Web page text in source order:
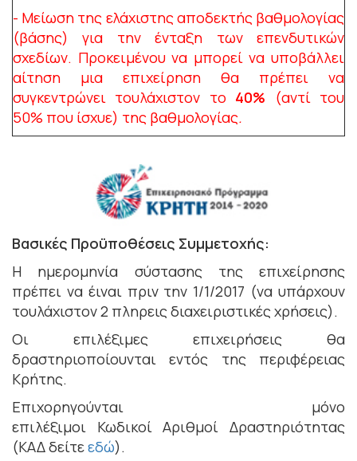
- Μείωση της ελάχιστης αποδεκτής βαθμολογίας
(βάσης) για τηνένταξη των επενδυτικών
σχεδίων. Προκειμένου να μπορεί να υποβάλλει
αίτηση μια επιχείρηση θα πρέπει να
συγκεντρώνει τουλάχιστον το 40% (αντί του
50% που ίσχυε) της βαθμολογίας.
Βασικές Προϋποθέσεις Συμμετοχής:
Η ημερομηνία σύστασης της επιχείρησης
πρέπει να έιναι πριν την 1/1/2017 (να υπάρχουν
τουλάχιστον 2 πληρεις διαχειριστικές χρήσεις).
Οι επιλέξιμες επιχειρήσεις θα
δραστηριοποίουνται εντός της περιφέρειας
Κρήτης.
Επιχορηγούνται μόνο
επιλέξιμοι Κωδικοί Αριθμοί Δραστηριότητας
(ΚΑΔ δείτεεδώ).